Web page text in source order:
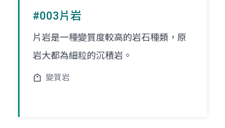
#003片岩
片岩是一種變質度較高的岩石種類，原
岩大都為細粒的沉積岩。
變質岩